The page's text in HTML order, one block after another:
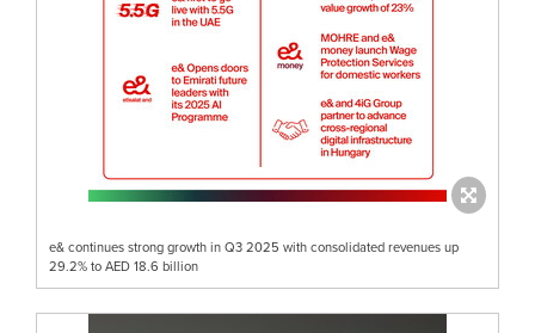
e& continues strong growth in Q3 2025 with consolidated revenues up
29.2% to AED 18.6 billion